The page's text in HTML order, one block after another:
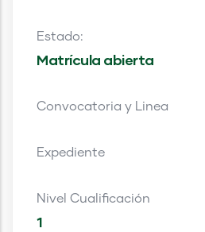
Estado:
Matrícula abierta
Convocatoria y Linea
Expediente
Nivel Cualificación
1